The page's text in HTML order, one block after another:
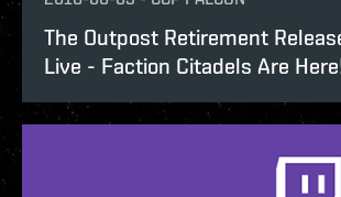
The Outpost Retirement
Live - Faction Citadels Are